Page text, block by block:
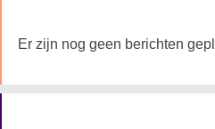
Er zijn nog geen berichten